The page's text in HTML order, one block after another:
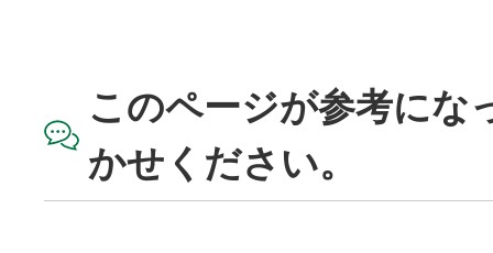
このページが参考にな
かせください。